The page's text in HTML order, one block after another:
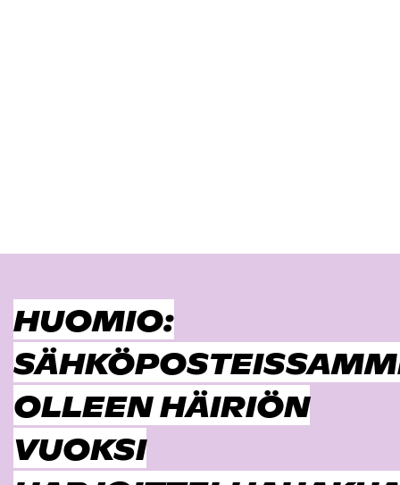
HUOMIO:
OLLEEN HÄIRIÖN
VUOKSI